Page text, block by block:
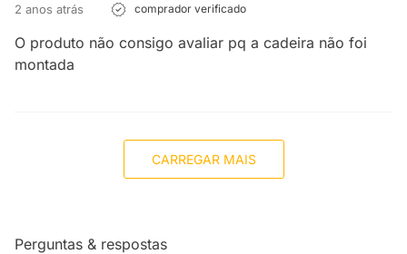
2 anos atrás comprador verificado
O produto não consigo avaliar pq a cadeira não foi
montada
CARREGAR MAIS
Perguntas & respostas